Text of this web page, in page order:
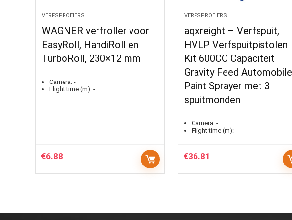
VERFSPROEIERS
WAGNER verfroller voor
EasyRoll, HandiRoll en
TurboRoll, 230×12 mm
Camera: -
Flight time (m): -
€6.88
VERFSPROEIERS
aqxreight – Verfspuit,
HVLP Verfspuitpistolen
Kit 600CC Capaciteit
Gravity Feed Automobile
Paint Sprayer met 3
spuitmonden
Camera:-
Flight time (m):-
€36.81